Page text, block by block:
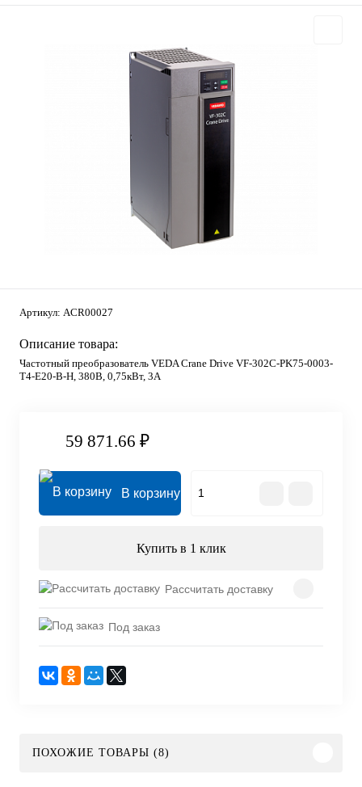
Артикул: ACR00027
Описание товара:
Частотный преобразователь VEDA Crane Drive VF-302C-PK75-0003-
T4-E20-B-H, 380В, 0,75кВт, 3А
59 871.66 ₽
В корзину
Купить в 1 клик
Рассчитать доставку
Под заказ
ПОХОЖИЕ ТОВАРЫ (8)